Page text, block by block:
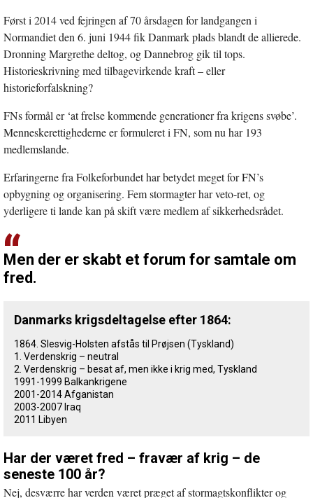
Først i 2014 ved fejringen af 70 årsdagen for landgangen i
Normandiet den 6. juni 1944 fik Danmark plads blandt de allierede.
Dronning Margrethe deltog, og Dannebrog gik til tops.
Historieskrivning med tilbagevirkende kraft – eller
historieforfalskning?
FNs formål er ‘at frelse kommende generationer fra krigens svøbe’.
Menneskerettighederne er formuleret i FN, som nu har 193
medlemslande.
Erfaringerne fra Folkeforbundet har betydet meget for FN’s
opbygning og organisering. Fem stormagter har veto-ret, og
yderligere ti lande kan på skift være medlem af sikkerhedsrådet.
Men der er skabt et forum for samtale om
fred.
Danmarks krigsdeltagelse efter 1864:
1864. Slesvig-Holsten afstås til Prøjsen (Tyskland)
1. Verdenskrig – neutral
2. Verdenskrig – besat af, men ikke i krig med, Tyskland
1991-1999 Balkankrigene
2001-2014 Afganistan
2003-2007 Iraq
2011 Libyen
Har der været fred – fravær af krig – de
seneste 100 år?
Nej, desværre har verden været præget af stormagtskonflikter og